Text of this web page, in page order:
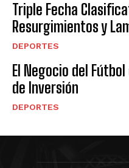
Triple Fecha
Resurgimientos y
DEPORTES
El Negocio del
de Inversión
DEPORTES